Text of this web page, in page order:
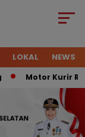
LOKAL NEWS
Motor Kurir Raib